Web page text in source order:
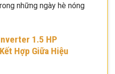
những ngày hè nóng
1.5 HP
Hợp Giữa Hiệu